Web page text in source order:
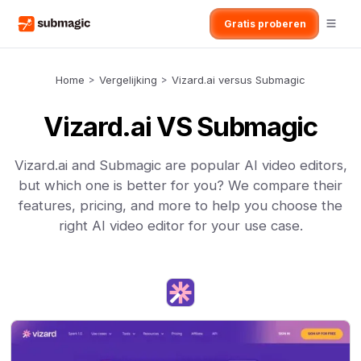
Gratis proberen
Home > Vergelijking > Vizard.ai versus Submagic
Vizard.ai VS Submagic
Vizard.ai and Submagic are popular AI video editors,
but which one is better for you? We compare their
features, pricing, and more to help you choose the
right AI video editor for your use case.